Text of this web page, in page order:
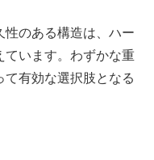
性のある構造は、ハー
ています。わずかな重
有効な選択肢となる